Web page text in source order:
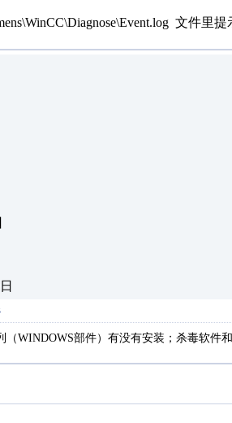
文件里
（WINDOWS部件）有没有安装；杀毒软件